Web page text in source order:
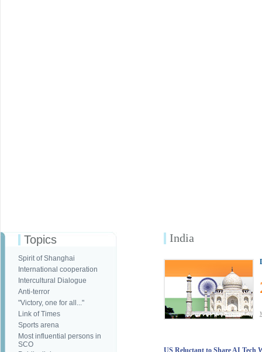
Topics
Spirit of Shanghai
International cooperation
Intercultural Dialogue
Anti-terror
"Victory, one for all..."
Link of Times
Sports arena
Most influential persons in
SCO
India
US Reluctant to Share AI Tech